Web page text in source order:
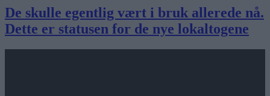
De skulle egentlig vært i bruk allerede nå.
Dette er statusen for de nye lokaltogene